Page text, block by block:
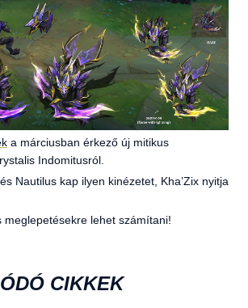
a márciusban érkező új mitikus
Indomitusról.
Nautilus kap ilyen kinézetet, Kha’Zix nyitja
meglepetésekre lehet számítani!
CIKKEK